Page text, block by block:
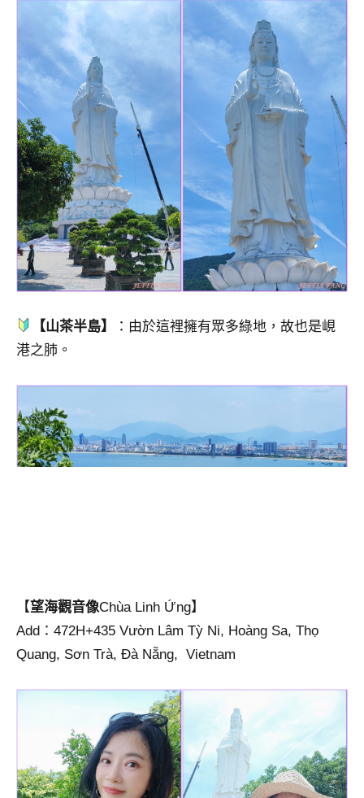
【山茶半島】
：由於這裡擁有眾多綠地，故也是峴
港之肺。
【望海觀音像Chùa Linh Ứng】
Add：472H+435 Vườn Lâm Tỳ Ni, Hoàng Sa, Thọ
Quang, Sơn Trà, Đà Nẵng, Vietnam